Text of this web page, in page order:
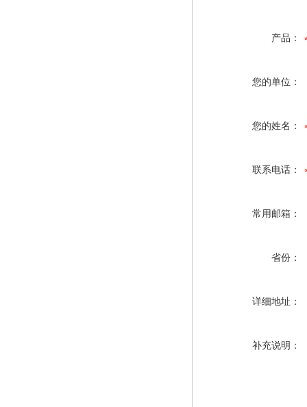
产品：
您的单位：
您的姓名：
联系电话：
常用邮箱：
省份：
详细地址：
补充说明：